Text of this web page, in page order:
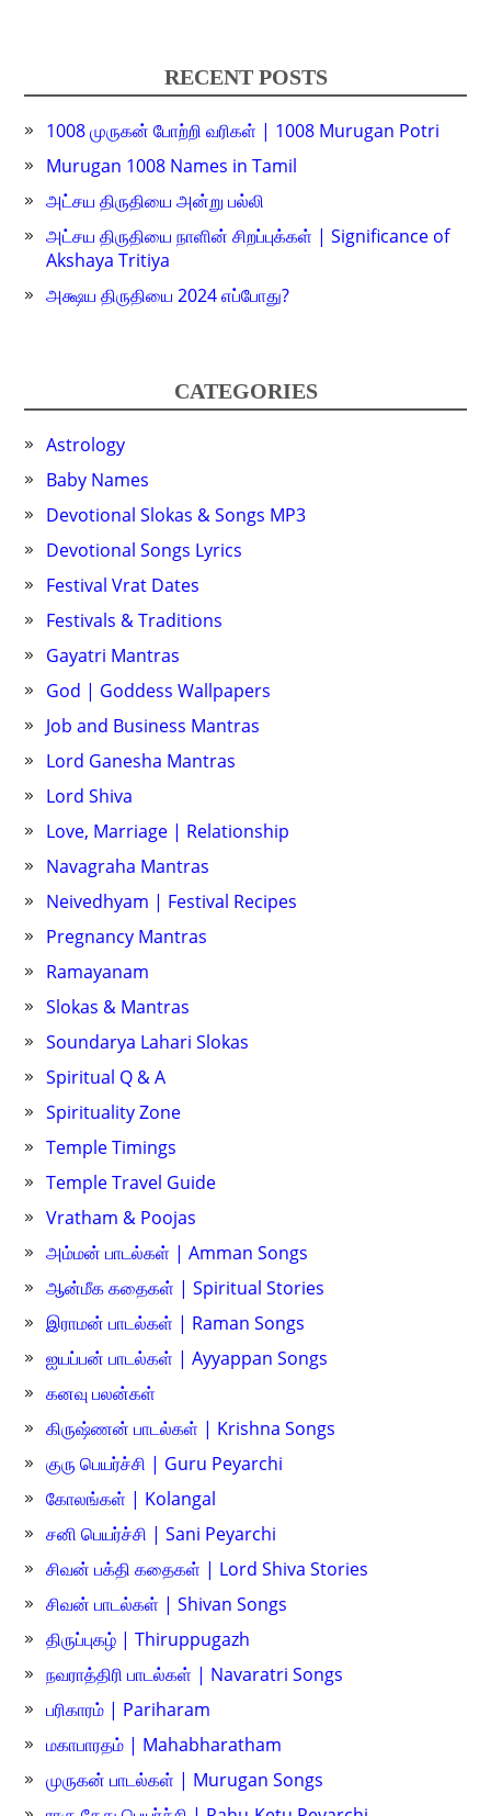
RECENT POSTS
1008 முருகன் போற்றி வரிகள் | 1008 Murugan Potri
Murugan 1008 Names in Tamil
அட்சய திருதியை அன்று பல்லி
அட்சய திருதியை நாளின் சிறப்புக்கள் | Significance of
Akshaya Tritiya
அக்ஷய திருதியை 2024 எப்போது?
CATEGORIES
Astrology
Baby Names
Devotional Slokas & Songs MP3
Devotional Songs Lyrics
Festival Vrat Dates
Festivals & Traditions
Gayatri Mantras
God | Goddess Wallpapers
Job and Business Mantras
Lord Ganesha Mantras
Lord Shiva
Love, Marriage | Relationship
Navagraha Mantras
Neivedhyam | Festival Recipes
Pregnancy Mantras
Ramayanam
Slokas & Mantras
Soundarya Lahari Slokas
Spiritual Q & A
Spirituality Zone
Temple Timings
Temple Travel Guide
Vratham & Poojas
அம்மன் பாடல்கள் | Amman Songs
ஆன்மீக கதைகள் | Spiritual Stories
இராமன் பாடல்கள் | Raman Songs
ஐயப்பன் பாடல்கள் | Ayyappan Songs
கனவு பலன்கள்
கிருஷ்ணன் பாடல்கள் | Krishna Songs
குரு பெயர்ச்சி | Guru Peyarchi
கோலங்கள் | Kolangal
சனி பெயர்ச்சி | Sani Peyarchi
சிவன் பக்தி கதைகள் | Lord Shiva Stories
சிவன் பாடல்கள் | Shivan Songs
திருப்புகழ் | Thiruppugazh
நவராத்திரி பாடல்கள் | Navaratri Songs
பரிகாரம் | Pariharam
மகாபாரதம் | Mahabharatham
முருகன் பாடல்கள் | Murugan Songs